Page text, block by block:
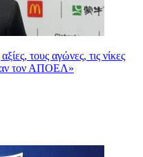
τους αγώνες, τις νίκες
τον ΑΠΟΕΛ»